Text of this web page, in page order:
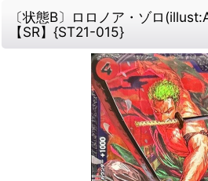
〔状態B〕ロロノア・ゾロ
【SR】{ST21-015}